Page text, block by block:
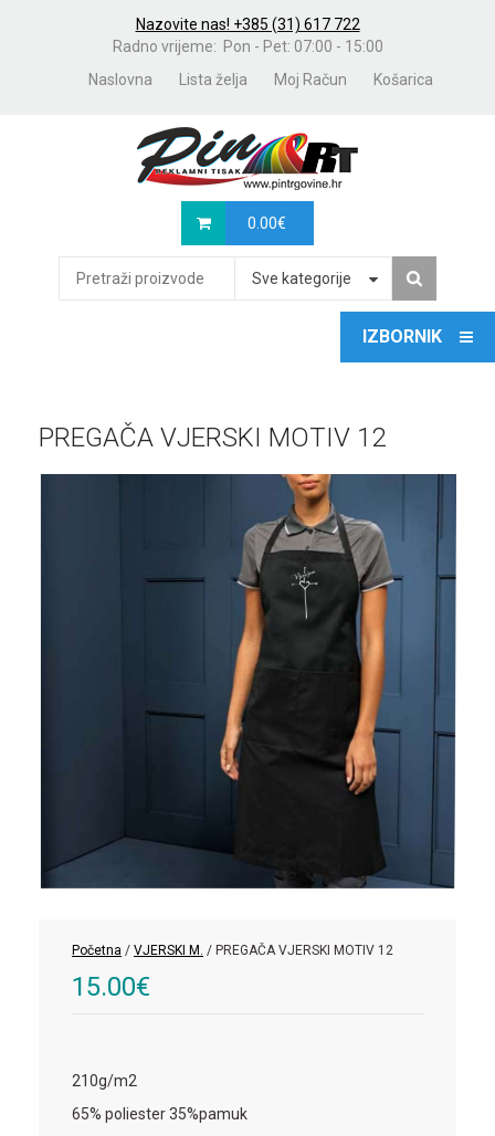
Nazovite nas! +385 (31) 617 722
Radno vrijeme: Pon - Pet: 07:00 - 15:00
Naslovna
Lista želja Moj Račun Košarica
0.00€
Sve kategorije
PREGAČA VJERSKI MOTIV 12
Početna / VJERSKI M. / PREGAČA VJERSKI MOTIV 12
15.00€
210g/m2
65% poliester 35%pamuk